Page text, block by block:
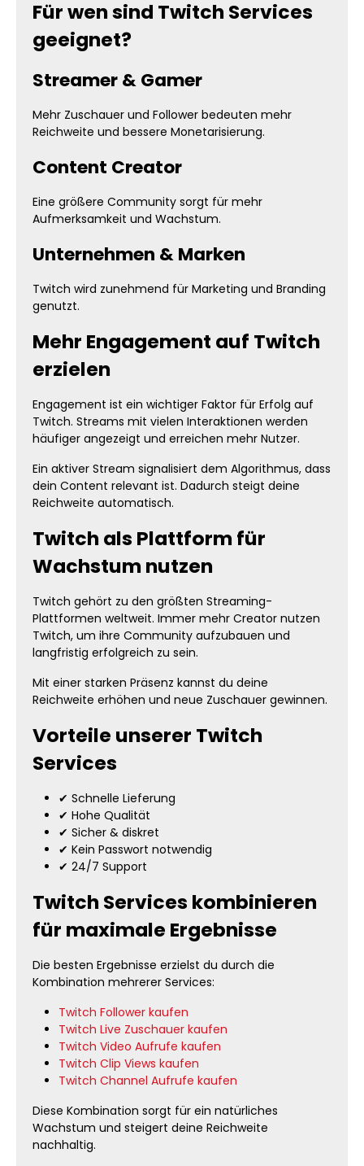
Für wen sind Twitch Services
geeignet?
Streamer & Gamer
Mehr Zuschauer und Follower bedeuten mehr
Reichweite und bessere Monetarisierung.
Content Creator
Eine größere Community sorgt für mehr
Aufmerksamkeit und Wachstum.
Unternehmen & Marken
Twitch wird zunehmend für Marketing und Branding
genutzt.
Mehr Engagement auf Twitch
erzielen
Engagement ist ein wichtiger Faktor für Erfolg auf
Twitch. Streams mit vielen Interaktionen werden
häufiger angezeigt und erreichen mehr Nutzer.
Ein aktiver Stream signalisiert dem Algorithmus, dass
dein Content relevant ist. Dadurch steigt deine
Reichweite automatisch.
Twitch als Plattform für
Wachstum nutzen
Twitch gehört zu den größten Streaming-
Plattformen weltweit. Immer mehr Creator nutzen
Twitch, um ihre Community aufzubauen und
langfristig erfolgreich zu sein.
Mit einer starken Präsenz kannst du deine
Reichweite erhöhen und neue Zuschauer gewinnen.
Vorteile unserer Twitch
Services
✔ Schnelle Lieferung
✔ Hohe Qualität
✔ Sicher & diskret
✔ Kein Passwort notwendig
✔ 24/7 Support
Twitch Services kombinieren
für maximale Ergebnisse
Die besten Ergebnisse erzielst du durch die
Kombination mehrerer Services:
Twitch Follower kaufen
Twitch Live Zuschauer kaufen
Twitch Video Aufrufe kaufen
Twitch Clip Views kaufen
Twitch Channel Aufrufe kaufen
Diese Kombination sorgt für ein natürliches
Wachstum und steigert deine Reichweite
nachhaltig.